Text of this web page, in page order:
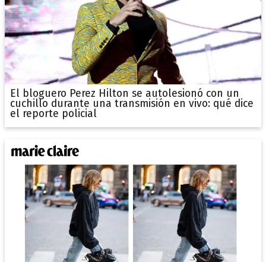
El bloguero Perez Hilton se autolesionó con un
cuchillo durante una transmisión en vivo: qué dice
el reporte policial